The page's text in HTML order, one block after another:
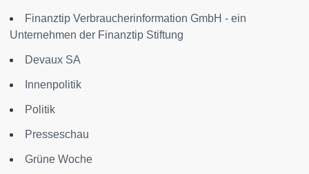
Finanztip Verbraucherinformation GmbH - ein
Unternehmen der Finanztip Stiftung
Devaux SA
Innenpolitik
Politik
Presseschau
Grüne Woche